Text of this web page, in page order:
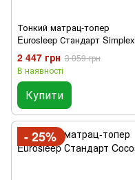
Тонкий матрац-топер
Eurosleep Стандарт Simplex
Strong
2 447 грн 3 059 грн
В наявності
Купити
- 25%